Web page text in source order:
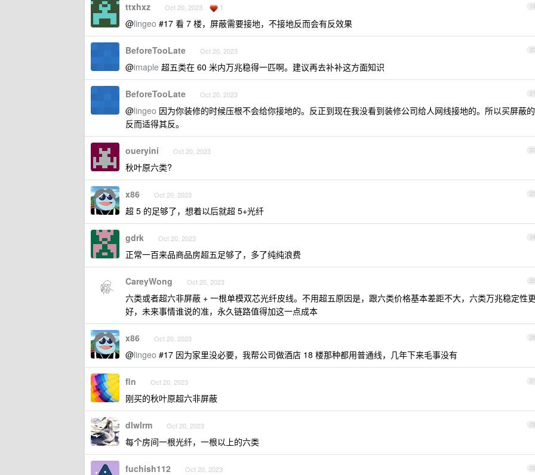
19
ttxhxz Oct 20, 2023 1
@lingeo #17 看 7 楼，屏蔽需要接地，不接地反而会有反效果
20
BeforeTooLate Oct 20, 2023
@imaple 超五类在 60 米内万兆稳得一匹啊。建议再去补补这方面知识
21
BeforeTooLate Oct 20, 2023
@lingeo 因为你装修的时候压根不会给你接地的。反正到现在我没看到装修公司给人网线接地的。所以买屏蔽的
反而适得其反。
22
oueryini Oct 20, 2023
秋叶原六类?
23
x86 Oct 20, 2023
超 5 的足够了，想着以后就超 5+光纤
24
gdrk Oct 20, 2023
正常一百来品商品房超五足够了，多了纯纯浪费
25
CareyWong Oct 20, 2023
六类或者超六非屏蔽 + 一根单模双芯光纤皮线。不用超五原因是，跟六类价格基本差距不大，六类万兆稳定性更
好，未来事情谁说的准，永久链路值得加这一点成本
26
x86 Oct 20, 2023
@lingeo #17 因为家里没必要，我帮公司做酒店 18 楼那种都用普通线，几年下来毛事没有
27
fln Oct 20, 2023
刚买的秋叶原超六非屏蔽
28
dlwlrm Oct 20, 2023
每个房间一根光纤，一根以上的六类
29
fuchish112 Oct 20, 2023